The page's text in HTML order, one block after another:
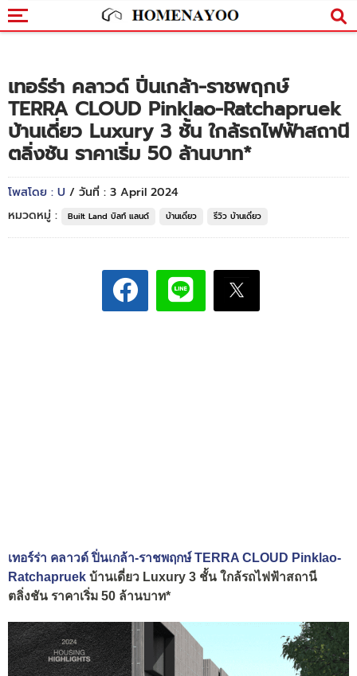
เทอร์ร่า คลาวด์ ปิ่นเกล้า-ราชพฤกษ์
TERRA CLOUD Pinklao-Ratchapruek
บ้านเดี่ยว Luxury 3 ชั้น ใกล้รถไฟฟ้าสถานี
ตลิ่งชัน ราคาเริ่ม 50 ล้านบาท*
โพสโดย : U / วันที่ : 3 April 2024
หมวดหมู่ :
Built Land บิลท์ แลนด์ บ้านเดี่ยว รีวิว บ้านเดี่ยว
เทอร์ร่า คลาวด์ ปิ่นเกล้า-ราชพฤกษ์ TERRA CLOUD Pinklao-
Ratchapruek บ้านเดี่ยว Luxury 3 ชั้น ใกล้รถไฟฟ้าสถานี
ตลิ่งชัน ราคาเริ่ม 50 ล้านบาท*